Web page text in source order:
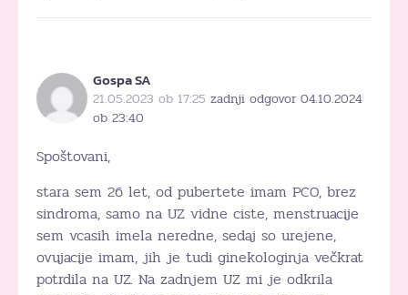
Gospa SA
21.05.2023 ob 17:25 zadnji odgovor 04.10.2024
ob 23:40
Spoštovani,
stara sem 26 let, od pubertete imam PCO, brez
sindroma, samo na UZ vidne ciste, menstruacije
sem vcasih imela neredne, sedaj so urejene,
ovujacije imam, jih je tudi ginekologinja večkrat
potrdila na UZ. Na zadnjem UZ mi je odkrila